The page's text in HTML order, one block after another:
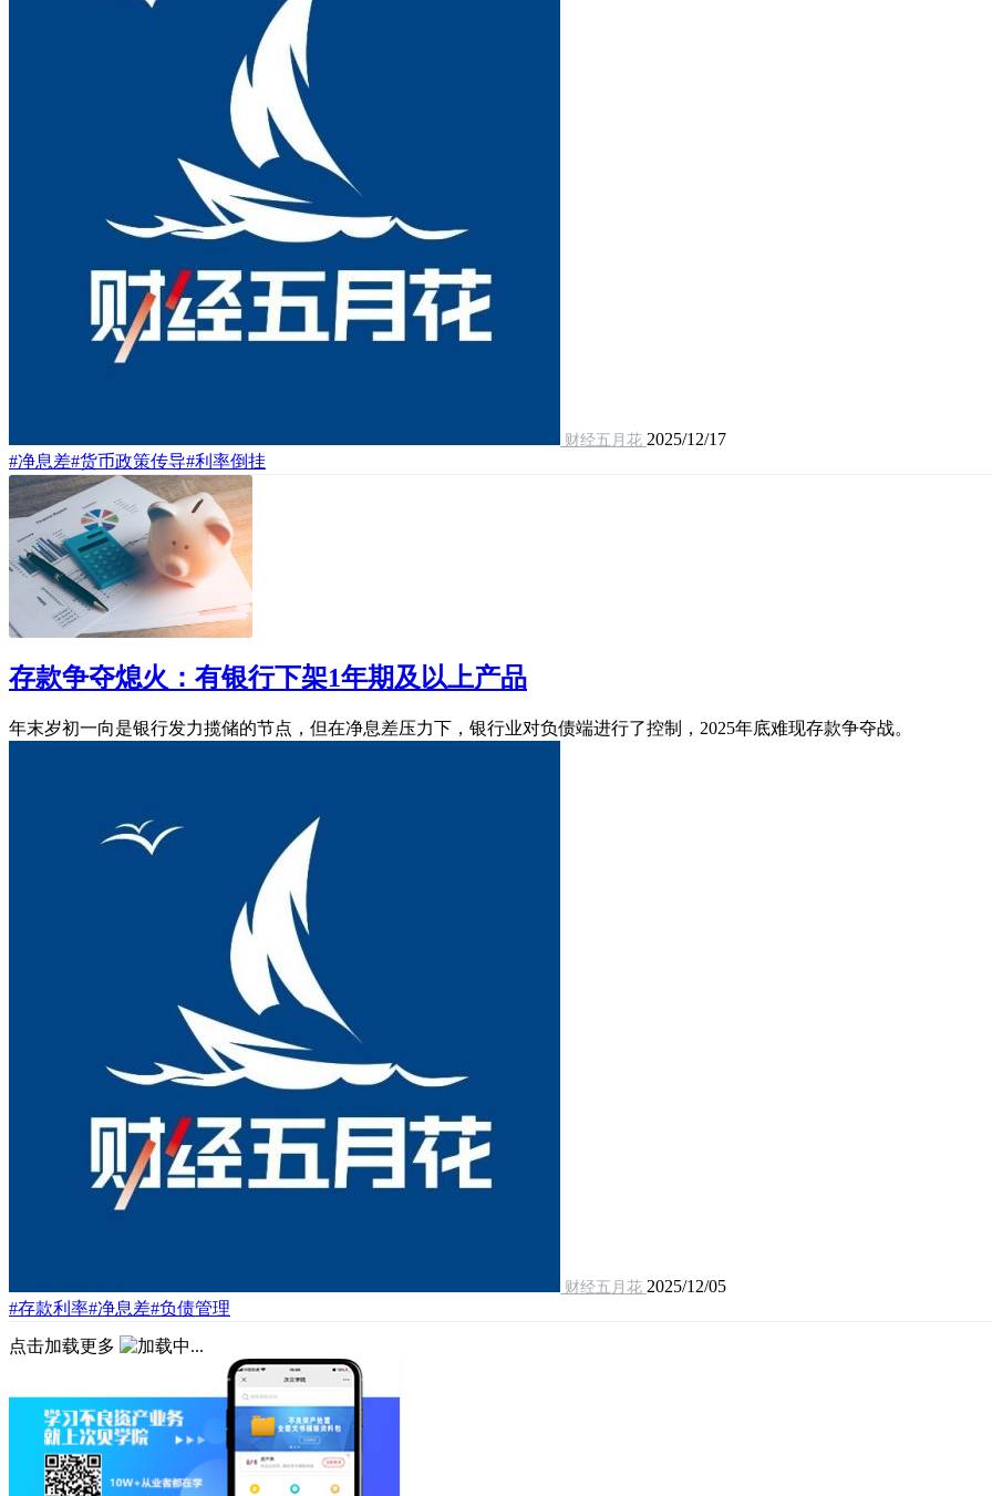
财经五月花 2025/12/17
#净息差#货币政策传导#利率倒挂
存款争夺熄火：有银行下架1年期及以上产品
年末岁初一向是银行发力揽储的节点，但在净息差压力下，银行业对负债端进行了控制，2025年底难现存款争夺战。
财经五月花 2025/12/05
#存款利率#净息差#负债管理
点击加载更多